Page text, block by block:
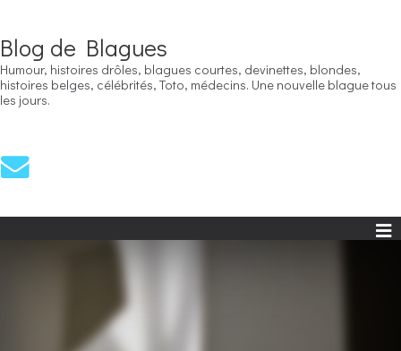
Blog de Blagues
Humour, histoires drôles, blagues courtes, devinettes, blondes,
histoires belges, célébrités, Toto, médecins. Une nouvelle blague tous
les jours.